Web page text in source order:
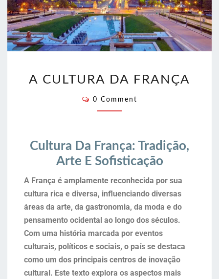
A CULTURA DA FRANÇA
0 Comment
Cultura Da França: Tradição,
Arte E Sofisticação
A França é amplamente reconhecida por sua
cultura rica e diversa, influenciando diversas
áreas da arte, da gastronomia, da moda e do
pensamento ocidental ao longo dos séculos.
Com uma história marcada por eventos
culturais, políticos e sociais, o país se destaca
como um dos principais centros de inovação
cultural. Este texto explora os aspectos mais